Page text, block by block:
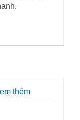
thêm